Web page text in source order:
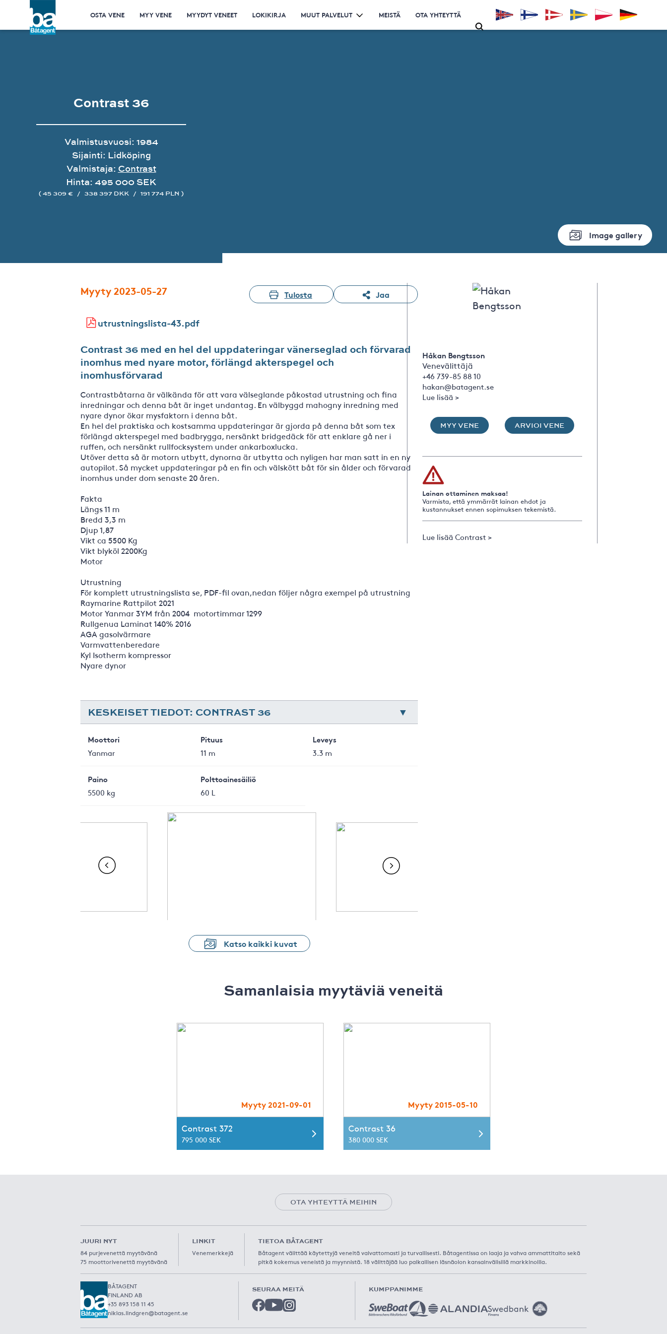
OSTA VENE MYY VENE MYYDYT VENEET LOKIKIRJA MUUT PALVELUT MEISTÄ OTA YHTEYTTÄ
Image gallery
Contrast 36
Valmistusvuosi: 1984
Sijainti: Lidköping
Valmistaja: Contrast
Hinta: 495 000 SEK
( 45 309 € / 338 397 DKK / 191 774 PLN )
Myyty 2023-05-27 Tulosta Jaa
utrustningslista-43.pdf
Contrast 36 med en hel del uppdateringar vänerseglad och förvarad
inomhus med nyare motor, förlängd akterspegel och
inomhusförvarad
Contrastbåtarna är välkända för att vara välseglande påkostad utrustning och fina
inredningar och denna båt är inget undantag. En välbyggd mahogny inredning med
nyare dynor ökar mysfaktorn i denna båt.
En hel del praktiska och kostsamma uppdateringar är gjorda på denna båt som tex
förlängd akterspegel med badbrygga, nersänkt bridgedäck för att enklare gå ner i
ruffen, och nersänkt rullfocksystem under ankarboxlucka.
Utöver detta så är motorn utbytt, dynorna är utbytta och nyligen har man satt in en ny
autopilot. Så mycket uppdateringar på en fin och välskött båt för sin ålder och förvarad
inomhus under dom senaste 20 åren.
Fakta
Längs 11 m
Bredd 3,3 m
Djup 1,87
Vikt ca 5500 Kg
Vikt blyköl 2200Kg
Motor
Utrustning
För komplett utrustningslista se, PDF-fil ovan,nedan följer några exempel på utrustning
Raymarine Rattpilot 2021
Motor Yanmar 3YM från 2004 motortimmar 1299
Rullgenua Laminat 140% 2016
AGA gasolvärmare
Varmvattenberedare
Kyl Isotherm kompressor
Nyare dynor
KESKEISET TIEDOT: CONTRAST 36
Moottori
Yanmar
Pituus
11 m
Leveys
3.3 m
Paino
5500 kg
Polttoainesäiliö
60 L
Katso kaikki kuvat
Håkan Bengtsson
Venevälittäjä
+46 739-85 88 10
hakan@batagent.se
Lue lisää >
MYY VENE ARVIOI VENE
Lainan ottaminen maksaa!
Varmista, että ymmärrät lainan ehdot ja
kustannukset ennen sopimuksen tekemistä.
Lue lisää Contrast >
Samanlaisia ​​myytäviä veneitä
Myyty 2021-09-01
Contrast 372
795 000 SEK
Myyty 2015-05-10
Contrast 36
380 000 SEK
OTA YHTEYTTÄ MEIHIN
JUURI NYT
84 purjevenettä myytävänä
75 moottorivenettä myytävänä
LINKIT
Venemerkkejä
TIETOA BÅTAGENT
Båtagent välittää käytettyjä veneitä vaivattomasti ja turvallisesti. Båtagentissa on laaja ja vahva ammattitaito sekä
pitkä kokemus veneistä ja myynnistä. 18 välittäjää luo paikallisen läsnäolon kansainvälisillä markkinoilla.
BÅTAGENT
FINLAND AB
+35 893 158 11 45
niklas.lindgren@batagent.se
SEURAA MEITÄ KUMPPANIMME